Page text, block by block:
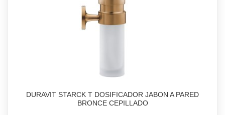
DURAVIT STARCK T DOSIFICADOR JABON A PARED
BRONCE CEPILLADO